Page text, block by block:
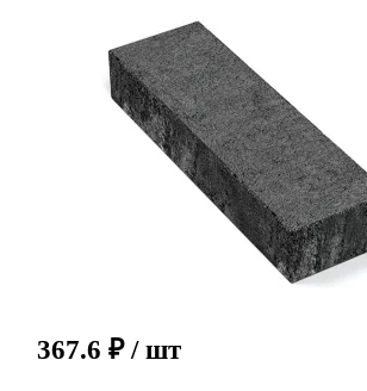
367.6 ₽ / шт